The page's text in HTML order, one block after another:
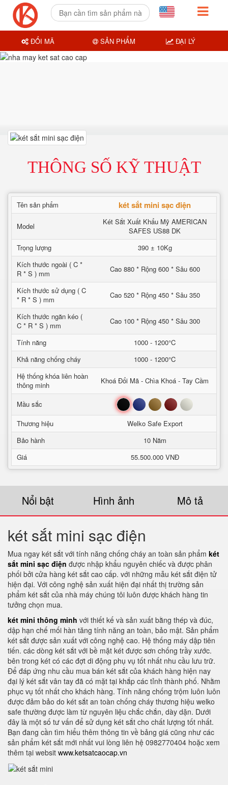
THÔNG SỐ KỸ THUẬT
Tên sản phẩm két sắt mini sạc điện
Model
Két Sắt Xuất Khẩu Mỹ AMERICAN
SAFES US88 DK
Trọng lượng
390 ± 10Kg
Kích thước ngoài ( C *
R * S ) mm
Cao 880 * Rộng 600 * Sâu 600
Kích thước sử dụng ( C
* R * S ) mm
Cao 520 * Rộng 450 * Sâu 350
Kích thước ngăn kéo (
C * R * S ) mm
Cao 100 * Rộng 450 * Sâu 300
Tính năng
1000 - 1200°C
Khả năng chống cháy
1000 - 1200°C
Hệ thống khóa liên hoàn
thông minh
Khoá Đổi Mã - Chìa Khoá - Tay Cầm
Mầu sắc Đen Xanh Nâu Đỏ Trắng
Thương hiệu
Welko Safe Export
Bảo hành
10 Năm
Giá
55.500.000 VNĐ
Nổi bật Hình ảnh Mô tả
két sắt mini sạc điện
Mua ngay két sắt với tính năng chống cháy an toàn sản phẩm két
sắt mini sạc điện được nhập khẩu nguyên chiếc và được phân
phối bởi cửa hàng két sắt cao cấp. với những mẫu két sắt điện tử
hiện đại. Với công nghệ sản xuất hiện đại nhất thị trường sản
phẩm két sắt của nhà máy chúng tôi luôn được khách hàng tin
tưởng chọn mua.
két mini thông minh với thiết kế và sản xuất bằng thép và đúc,
dập hạn chế mối hàn tăng tính năng an toàn, bảo mật. Sản phẩm
két sắt được sản xuất với công nghệ cao. Hệ thống máy dập tiên
tiến. các dòng két sắt với bề mặt két được sơn chống trầy xước.
bên trong két có các đợt di động phụ vụ tốt nhất nhu cầu lưu trữ.
Để đáp ứng nhu cầu mua bán két sắt của khách hàng hiện nay
đại lý két sắt vân tay đã có mặt tại khắp các tỉnh thành phố. Nhằm
phục vụ tốt nhất cho khách hàng. Tính năng chống trộm luôn luôn
được đảm bảo do két sắt an toàn chống cháy thương hiệu welko
safe thường được làm từ nguyên liệu chắc chắn, dày dặn. Dưới
đây là một số tư vấn để sử dụng két sắt cho chất lượng tốt nhất.
Bạn đang cần tìm hiểu thêm thông tin về bảng giá cũng như các
sản phẩm két sắt mới nhất vui lòng liên hệ 0982770404 hoặc xem
thêm tại websit www.ketsatcaocap.vn
ĐỔI MÃ SẢN PHẨM ĐẠI LÝ